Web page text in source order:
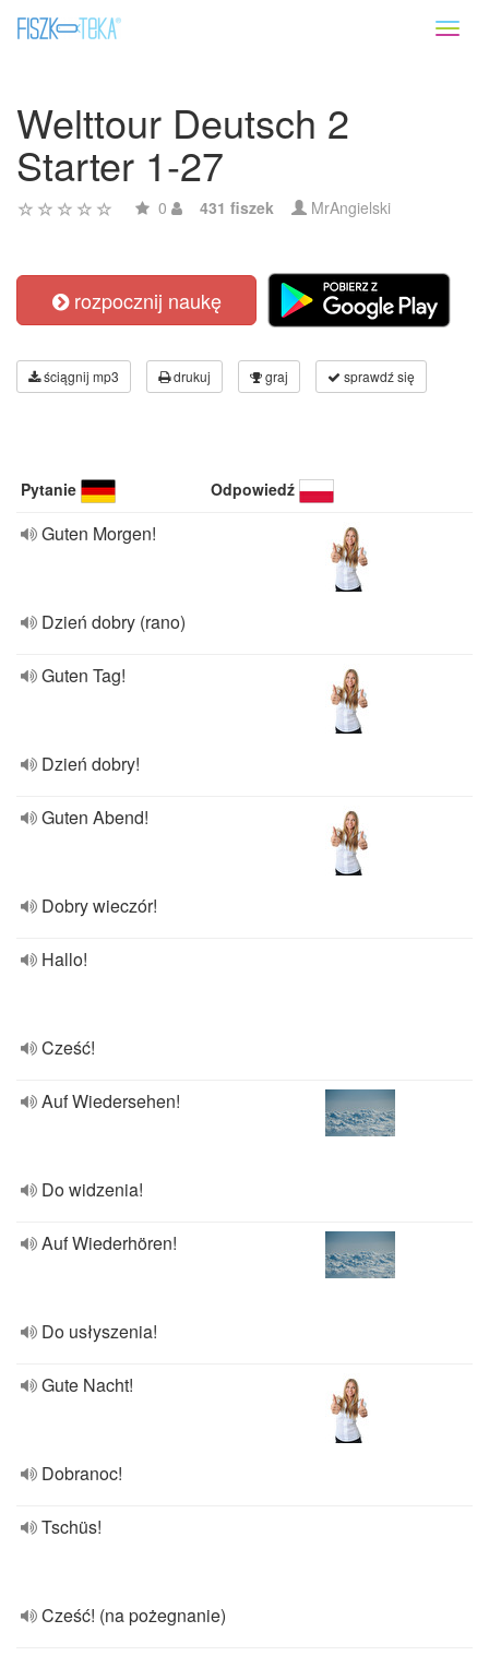
Welttour Deutsch 2
Starter 1-27
0 431 fiszek MrAngielski
rozpocznij naukę
ściągnij mp3 drukuj graj sprawdź się
Pytanie Odpowiedź
Guten Morgen!
Dzień dobry (rano)
Guten Tag!
Dzień dobry!
Guten Abend!
Dobry wieczór!
Hallo!
Cześć!
Auf Wiedersehen!
Do widzenia!
Auf Wiederhören!
Do usłyszenia!
Gute Nacht!
Dobranoc!
Tschüs!
Cześć! (na pożegnanie)